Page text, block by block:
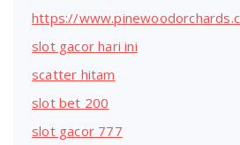
https://
slot gacor hari ini
scatter hitam
slot bet 200
slot gacor 777